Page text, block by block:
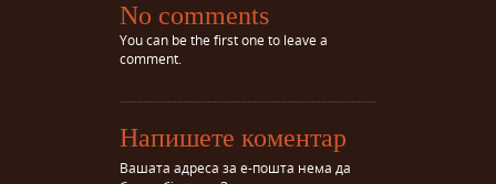
No comments
You can be the first one to leave a
comment.
Напишете коментар
Вашата адреса за е-пошта нема да